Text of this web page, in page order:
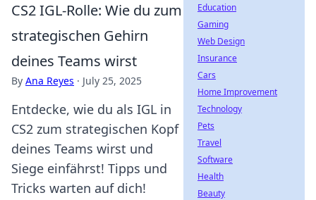
CS2 IGL-Rolle: Wie du zum
strategischen Gehirn
deines Teams wirst
By Ana Reyes · July 25, 2025
Entdecke, wie du als IGL in
CS2 zum strategischen Kopf
deines Teams wirst und
Siege einfährst! Tipps und
Tricks warten auf dich!
Education
Gaming
Web Design
Insurance
Cars
Home Improvement
Technology
Pets
Travel
Software
Health
Beauty